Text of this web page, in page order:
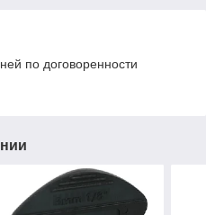
по договоренности